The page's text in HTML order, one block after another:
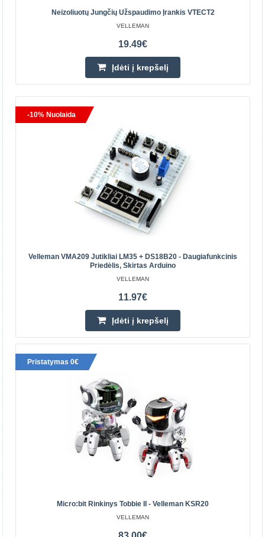
55,58,141,142,223,303,400, šviesolaidinis kabelis: 220
mm, suspaudimo gnybtai: 0,256" (6,5 mm), 0,213"
(5,4,61 mm),(5,4,..
Parduotuvėje Vilniuje YRA
Parduotuvėje Kaune NĖRA
Centriniame Sandėlyje NĖRA
Įdėti į krepšelį
Pridėti prie pageidavimų sąrašo
Neizoliuotų jungčių užspaudimo įrankis VTECT2
Skirtas neizoliuotų jungčių sujungimams. Tinka kabeliams:
AWG 10-12, 14-16, 18-20, svoris: 210g, ilgis: 180mm..
Centriniame Sandėlyje NĖRA
Įdėti į krepšelį
Neizoliuotų Jungčių Užspaudimo Įrankis VTECT2
VELLEMAN
19.49€
Įdėti į krepšelį
-10% Nuolaida
Velleman VMA209 Jutikliai LM35 + DS18B20 - Daugiafunkcinis
Priedėlis, Skirtas Arduino
VELLEMAN
11.97€
Įdėti į krepšelį
Pristatymas 0€
Micro:bit Rinkinys Tobbie II - Velleman KSR20
VELLEMAN